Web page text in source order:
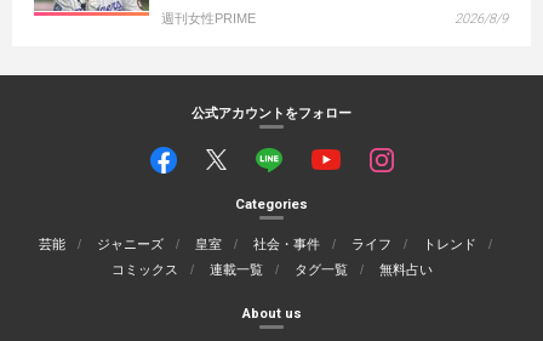
週刊女性PRIME 2026/8/9
公式アカウントをフォロー
Categories
芸能 ジャニーズ 皇室 社会・事件 ライフ
トレンド
コミックス
連載一覧 タグ一覧 無料占い
About us